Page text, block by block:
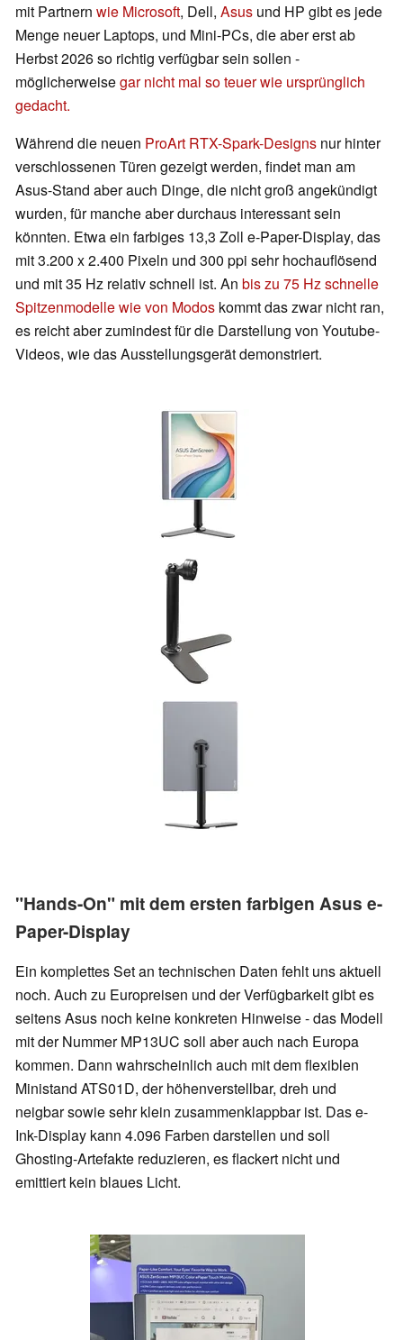
mit Partnern wie Microsoft, Dell, Asus und HP gibt es jede
Menge neuer Laptops, und Mini-PCs, die aber erst ab
Herbst 2026 so richtig verfügbar sein sollen -
möglicherweisegar nicht mal so teuer wie ursprünglich
gedacht.
Während die neuen ProArt RTX-Spark-Designs nur hinter
verschlossenen Türen gezeigt werden, findet man am
Asus-Stand aber auch Dinge, die nicht groß angekündigt
wurden, für manche aber durchaus interessant sein
könnten. Etwa ein farbiges 13,3 Zoll e-Paper-Display, das
mit 3.200 x 2.400 Pixeln und 300 ppi sehr hochauflösend
und mit 35 Hz relativ schnell ist. An bis zu 75 Hz schnelle
Spitzenmodelle wie von Modos kommt das zwar nicht ran,
es reicht aber zumindest für die Darstellung von Youtube-
Videos, wie das Ausstellungsgerät demonstriert.
"Hands-On" mit dem ersten farbigen Asus e-
Paper-Display
Ein komplettes Set an technischen Daten fehlt uns aktuell
noch. Auch zu Europreisen und der Verfügbarkeit gibt es
seitens Asus noch keine konkreten Hinweise - das Modell
mit der Nummer MP13UC soll aber auch nach Europa
kommen. Dann wahrscheinlich auch mit dem flexiblen
Ministand ATS01D, der höhenverstellbar, dreh und
neigbar sowie sehr klein zusammenklappbar ist. Das e-
Ink-Display kann 4.096 Farben darstellen und soll
Ghosting-Artefakte reduzieren, es flackert nicht und
emittiert kein blaues Licht.